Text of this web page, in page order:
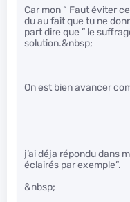
Car mon “ Faut éviter
du au fait que tu ne
part dire que ” le
solution.&nbsp;
On est bien avancer
j’ai déja répondu dans
éclairés par exemple”.
&nbsp;